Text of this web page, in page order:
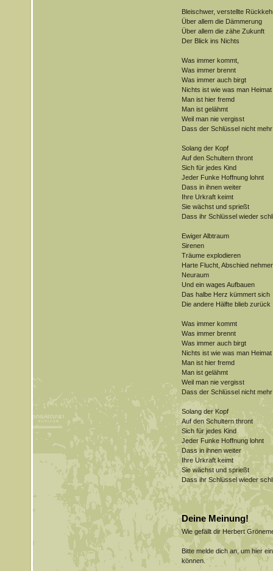
Bleischwer, verstellte
Über allem die Dämmerung
Über allem die zähe Zukunft
Der Blick ins Nichts
Was immer kommt,
Was immer brennt
Was immer auch birgt
Nichts ist wie was man Heimat
Man ist hier fremd
Man ist gelähmt
Weil man nie vergisst
Dass der Schlüssel nicht
Solang der Kopf
Auf den Schultern thront
Sich für jedes Kind
Jeder Funke Hoffnung lohnt
Dass in ihnen weiter
Ihre Urkraft keimt
Sie wächst und sprießt
Dass ihr Schlüssel wieder
Ewiger Albtraum
Sirenen
Träume explodieren
Harte Flucht, Abschied
Neuraum
Und ein wages Aufbauen
Das halbe Herz kümmert sich
Die andere Hälfte blieb zurück
Was immer kommt
Was immer brennt
Was immer auch birgt
Nichts ist wie was man Heimat
Man ist hier fremd
Man ist gelähmt
Weil man nie vergisst
Dass der Schlüssel nicht
Solang der Kopf
Auf den Schultern thront
Sich für jedes Kind
Jeder Funke Hoffnung lohnt
Dass in ihnen weiter
Ihre Urkraft keimt
Sie wächst und sprießt
Dass ihr Schlüssel wieder
Deine Meinung!
Wie gefällt dir Herbert
Bitte melde dich an, um hier
können.